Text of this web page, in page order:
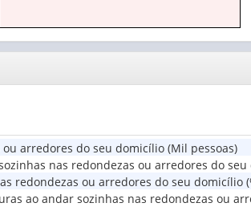
1
valor):
Ano
(possui
apenas
valor):
ou
raça
(1)
arredores do seu domicílio (Mil pessoas)
nas redondezas ou arredores do seu
redondezas ou arredores do seu domicílio
ao andar sozinhas nas redondezas ou